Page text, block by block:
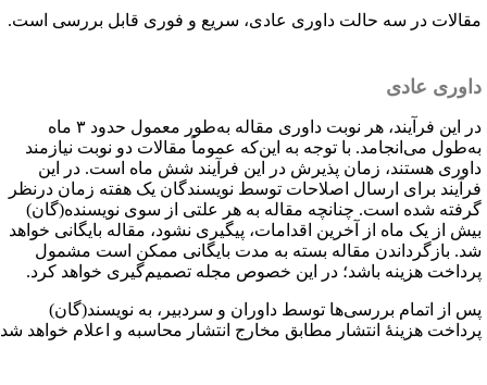
در سه حالت داوری عادی، سریع و فوری قابل بررسی است.
عادی
در این فرآیند، هر نوبت داوری مقاله به‌طور معمول حدود ۳ ماه
می‌انجامد. با توجه به این‌که عموماً مقالات دو نوبت نیازمند
هستند، زمان پذیرش در این فرآیند شش ماه است. در این
برای ارسال اصلاحات توسط نویسندگان یک هفته زمان درنظر
شده است. چنانچه مقاله به هر علتی از سوی نویسنده(گان)
از یک ماه از آخرین اقدامات، پیگیری نشود، مقاله بایگانی خواهد
بازگرداندن مقاله بسته به مدت بایگانی ممکن است مشمول
هزینه باشد؛ در این خصوص مجله تصمیم‌گیری خواهد کرد.
از اتمام بررسی‌ها توسط داوران و سردبیر، به نویسند(گان)
هزینهٔ انتشار مطابق مخارج انتشار محاسبه و اعلام خواهد شد.